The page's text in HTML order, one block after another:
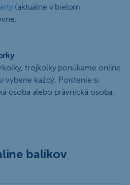
(aktuálne v bielom
trojkolky ponúkame online
vyberie každý. Poistenie si
osoba alebo právnická osoba.
balíkov